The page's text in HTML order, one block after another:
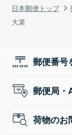
日本郵便トップ
大簗
郵便番号
郵便局・
荷物のお